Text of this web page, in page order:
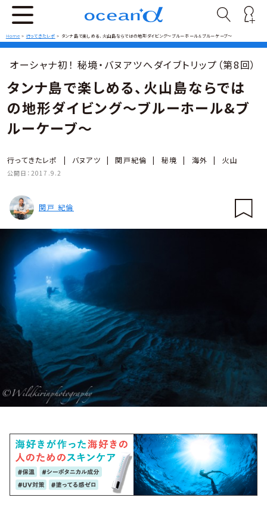
Home > 行ってきたレポ > タンナ島で楽しめる、火山島ならではの地形ダイビング〜ブルーホール&ブルーケーブ〜
オーシャナ初！ 秘境・バヌアツへダイブトリップ（第8回）
タンナ島で楽しめる、火山島ならでは
の地形ダイビング〜ブルーホール&ブ
ルーケーブ〜
行ってきたレポ | バヌアツ | 関戸紀倫 | 秘境 | 海外 | 火山
公開日： 2017.9.2
関戸 紀倫